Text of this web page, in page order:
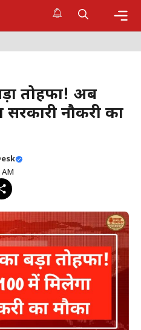
तोहफा! अब
सरकारी नौकरी का